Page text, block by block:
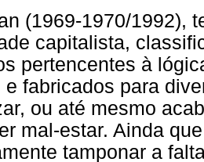
(1969-1970/1992),
capitalista,
pertencentes à
e fabricados para
ou até mesmo
mal-estar. Ainda
tamponar a